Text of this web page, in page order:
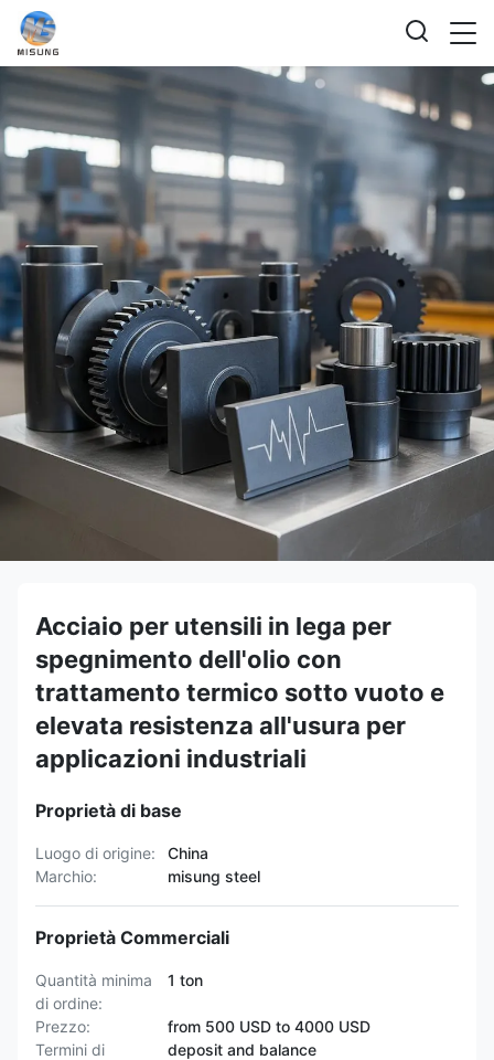
Acciaio per utensili in lega per
spegnimento dell'olio con
trattamento termico sotto vuoto e
elevata resistenza all'usura per
applicazioni industriali
Proprietà di base
Luogo di origine:
China
Marchio:
misung steel
Proprietà Commerciali
Quantità minima
di ordine:
1 ton
Prezzo:
from 500 USD to 4000 USD
Termini di
deposit and balance